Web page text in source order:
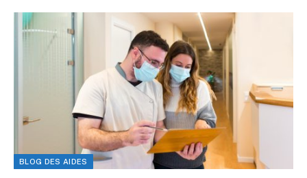
BLOG DES AIDES